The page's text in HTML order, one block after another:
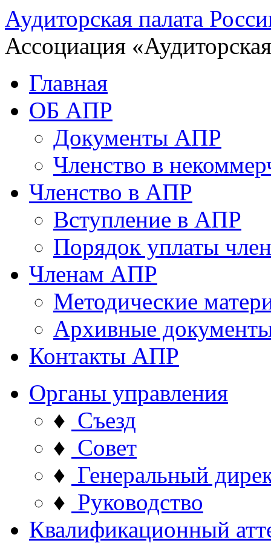
Аудиторская палата
Ассоциация
Главная
ОБ АПР
Документы АПР
Членство в
Членство в АПР
Вступление в АПР
Порядок уплаты
Членам АПР
Методические
Архивные
Контакты АПР
Органы управления
♦ Съезд
♦ Совет
♦ Генеральный
♦ Руководство
Квалификационный